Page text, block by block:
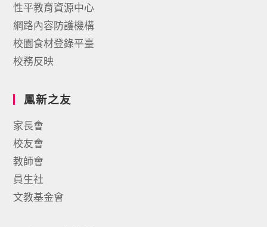
性平教育資源中心
網路內容防護機構
校園食材登錄平臺
校務反映
鳳新之友
家長會
校友會
教師會
員生社
文教基金會